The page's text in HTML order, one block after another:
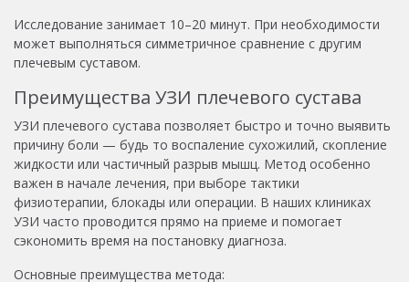
Исследование занимает 10–20 минут. При необходимости
может выполняться симметричное сравнение с другим
плечевым суставом.
Преимущества УЗИ плечевого сустава
УЗИ плечевого сустава позволяет быстро и точно выявить
причину боли — будь то воспаление сухожилий, скопление
жидкости или частичный разрыв мышц. Метод особенно
важен в начале лечения, при выборе тактики
физиотерапии, блокады или операции. В наших клиниках
УЗИ часто проводится прямо на приеме и помогает
сэкономить время на постановку диагноза.
Основные преимущества метода: